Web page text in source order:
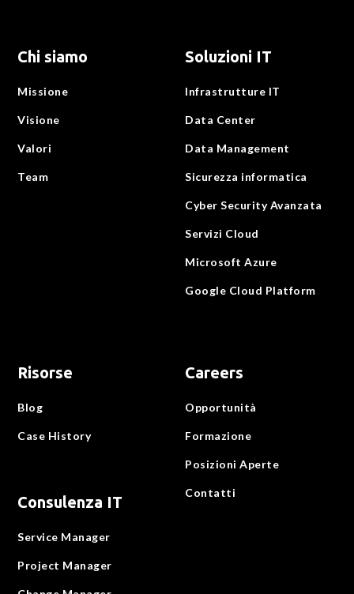
Chi siamo
Missione
Visione
Valori
Team
Soluzioni IT
Infrastrutture IT
Data Center
Data Management
Sicurezza informatica
Cyber Security Avanzata
Servizi Cloud
Microsoft Azure
Google Cloud Platform
Risorse
Blog
Case History
Consulenza IT
Service Manager
Project Manager
Careers
Opportunità
Formazione
Posizioni Aperte
Contatti